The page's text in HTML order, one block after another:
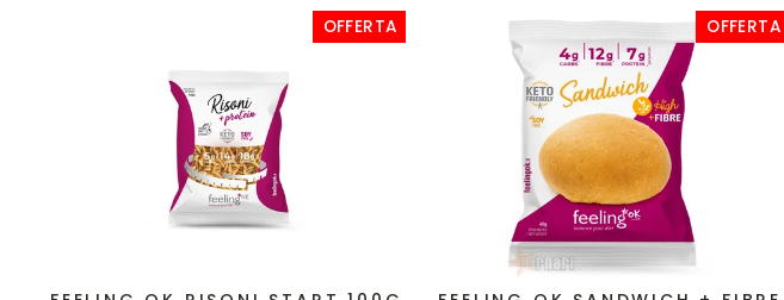
OFFERTA OFFERTA